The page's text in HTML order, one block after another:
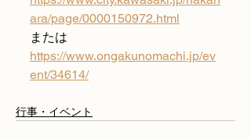
ara/page/0000150972.html
または
https://www.ongakunomachi.jp/ev
ent/34614/
行事・イベント